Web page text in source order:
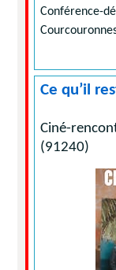
Conférence-
Ce qu’il
Ciné-
(91240)